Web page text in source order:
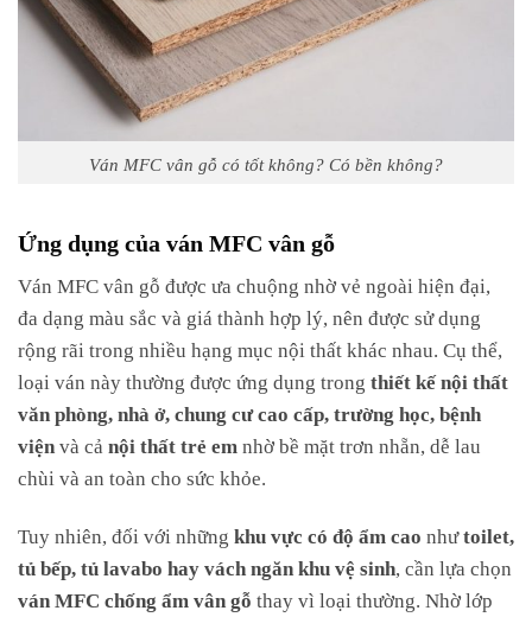
Ván MFC vân gỗ có tốt không? Có bền không?
Ứng dụng của ván MFC vân gỗ
Ván MFC vân gỗ được ưa chuộng nhờ vẻ ngoài hiện đại,
đa dạng màu sắc và giá thành hợp lý, nên được sử dụng
rộng rãi trong nhiều hạng mục nội thất khác nhau. Cụ thể,
loại ván này thường được ứng dụng trong thiết kế nội thất
văn phòng, nhà ở, chung cư cao cấp, trường học, bệnh
viện và cả nội thất trẻ em nhờ bề mặt trơn nhẵn, dễ lau
chùi và an toàn cho sức khỏe.
Tuy nhiên, đối với những khu vực có độ ẩm cao nhưtoilet,
tủ bếp, tủ lavabo hay vách ngăn khu vệ sinh , cần lựa chọn
ván MFC chống ẩm vân gỗ thay vì loại thường. Nhờ lớp